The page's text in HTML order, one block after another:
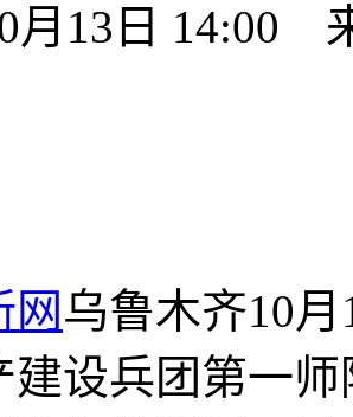
月13日 14:00
网乌鲁木齐10
建设兵团第一